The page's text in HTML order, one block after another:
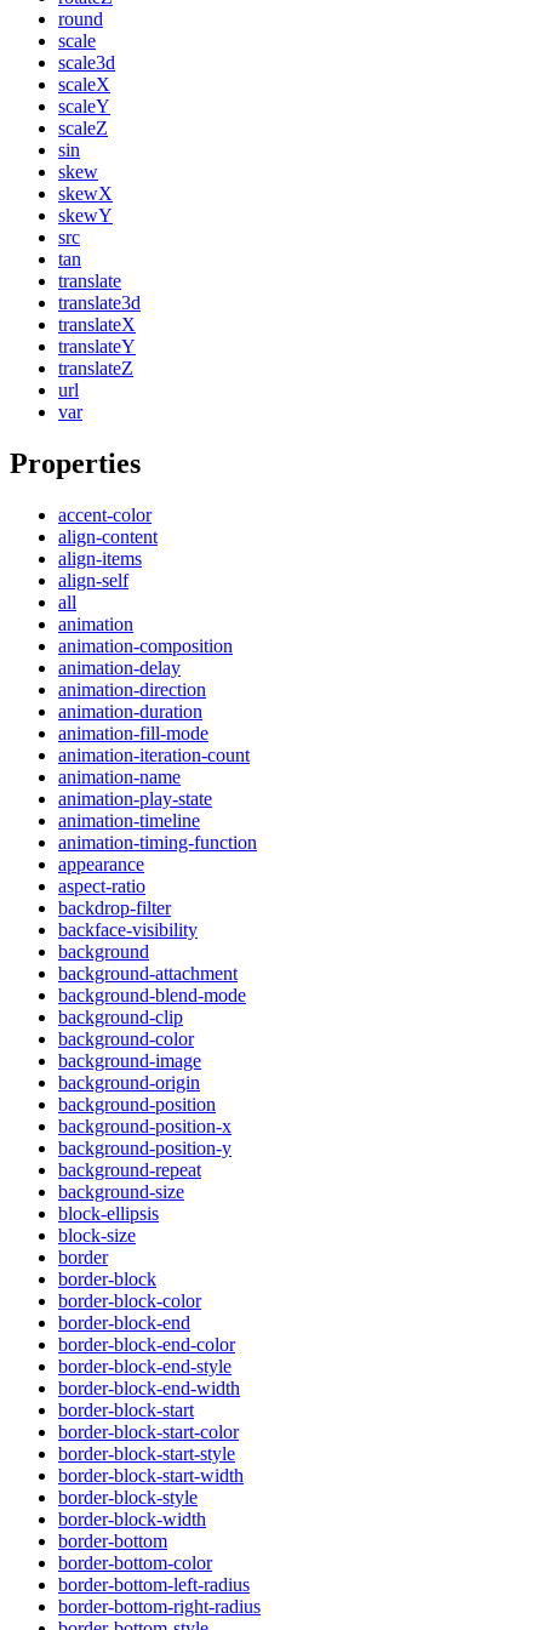
round
scale
scale3d
scaleX
scaleY
scaleZ
sin
skew
skewX
skewY
src
tan
translate
translate3d
translateX
translateY
translateZ
url
var
Properties
accent-color
align-content
align-items
align-self
all
animation
animation-composition
animation-delay
animation-direction
animation-duration
animation-fill-mode
animation-iteration-count
animation-name
animation-play-state
animation-timeline
animation-timing-function
appearance
aspect-ratio
backdrop-filter
backface-visibility
background
background-attachment
background-blend-mode
background-clip
background-color
background-image
background-origin
background-position
background-position-x
background-position-y
background-repeat
background-size
block-ellipsis
block-size
border
border-block
border-block-color
border-block-end
border-block-end-color
border-block-end-style
border-block-end-width
border-block-start
border-block-start-color
border-block-start-style
border-block-start-width
border-block-style
border-block-width
border-bottom
border-bottom-color
border-bottom-left-radius
border-bottom-right-radius